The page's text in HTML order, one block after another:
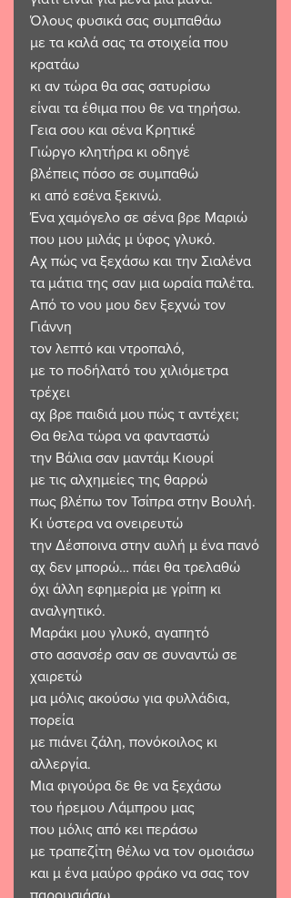
Όλους φυσικά σας συμπαθάω
με τα καλά σας τα στοιχεία που
κρατάω
κι αν τώρα θα σας σατυρίσω
είναι τα έθιμα που θε να τηρήσω.
Γεια σου και σένα Κρητικέ
Γιώργο κλητήρα κι οδηγέ
βλέπεις πόσο σε συμπαθώ
κι από εσένα ξεκινώ.
Ένα χαμόγελο σε σένα βρε Μαριώ
που μου μιλάς μ ύφος γλυκό.
Αχ πώς να ξεχάσω και την Σιαλένα
τα μάτια της σαν μια ωραία παλέτα.
Από το νου μου δεν ξεχνώ τον
Γιάννη
τον λεπτό και ντροπαλό,
με το ποδήλατό του χιλιόμετρα
τρέχει
αχ βρε παιδιά μου πώς τ αντέχει;
Θα θελα τώρα να φανταστώ
την Βάλια σαν μαντάμ Κιουρί
με τις αλχημείες της θαρρώ
πως βλέπω τον Τσίπρα στην Βουλή.
Κι ύστερα να ονειρευτώ
την Δέσποινα στην αυλή μ ένα πανό
αχ δεν μπορώ… πάει θα τρελαθώ
όχι άλλη εφημερία με γρίπη κι
αναλγητικό.
Μαράκι μου γλυκό, αγαπητό
στο ασανσέρ σαν σε συναντώ σε
χαιρετώ
μα μόλις ακούσω για φυλλάδια,
πορεία
με πιάνει ζάλη, πονόκοιλος κι
αλλεργία.
Μια φιγούρα δε θε να ξεχάσω
του ήρεμου Λάμπρου μας
που μόλις από κει περάσω
με τραπεζίτη θέλω να τον ομοιάσω
και μ ένα μαύρο φράκο να σας τον
παρουσιάσω.